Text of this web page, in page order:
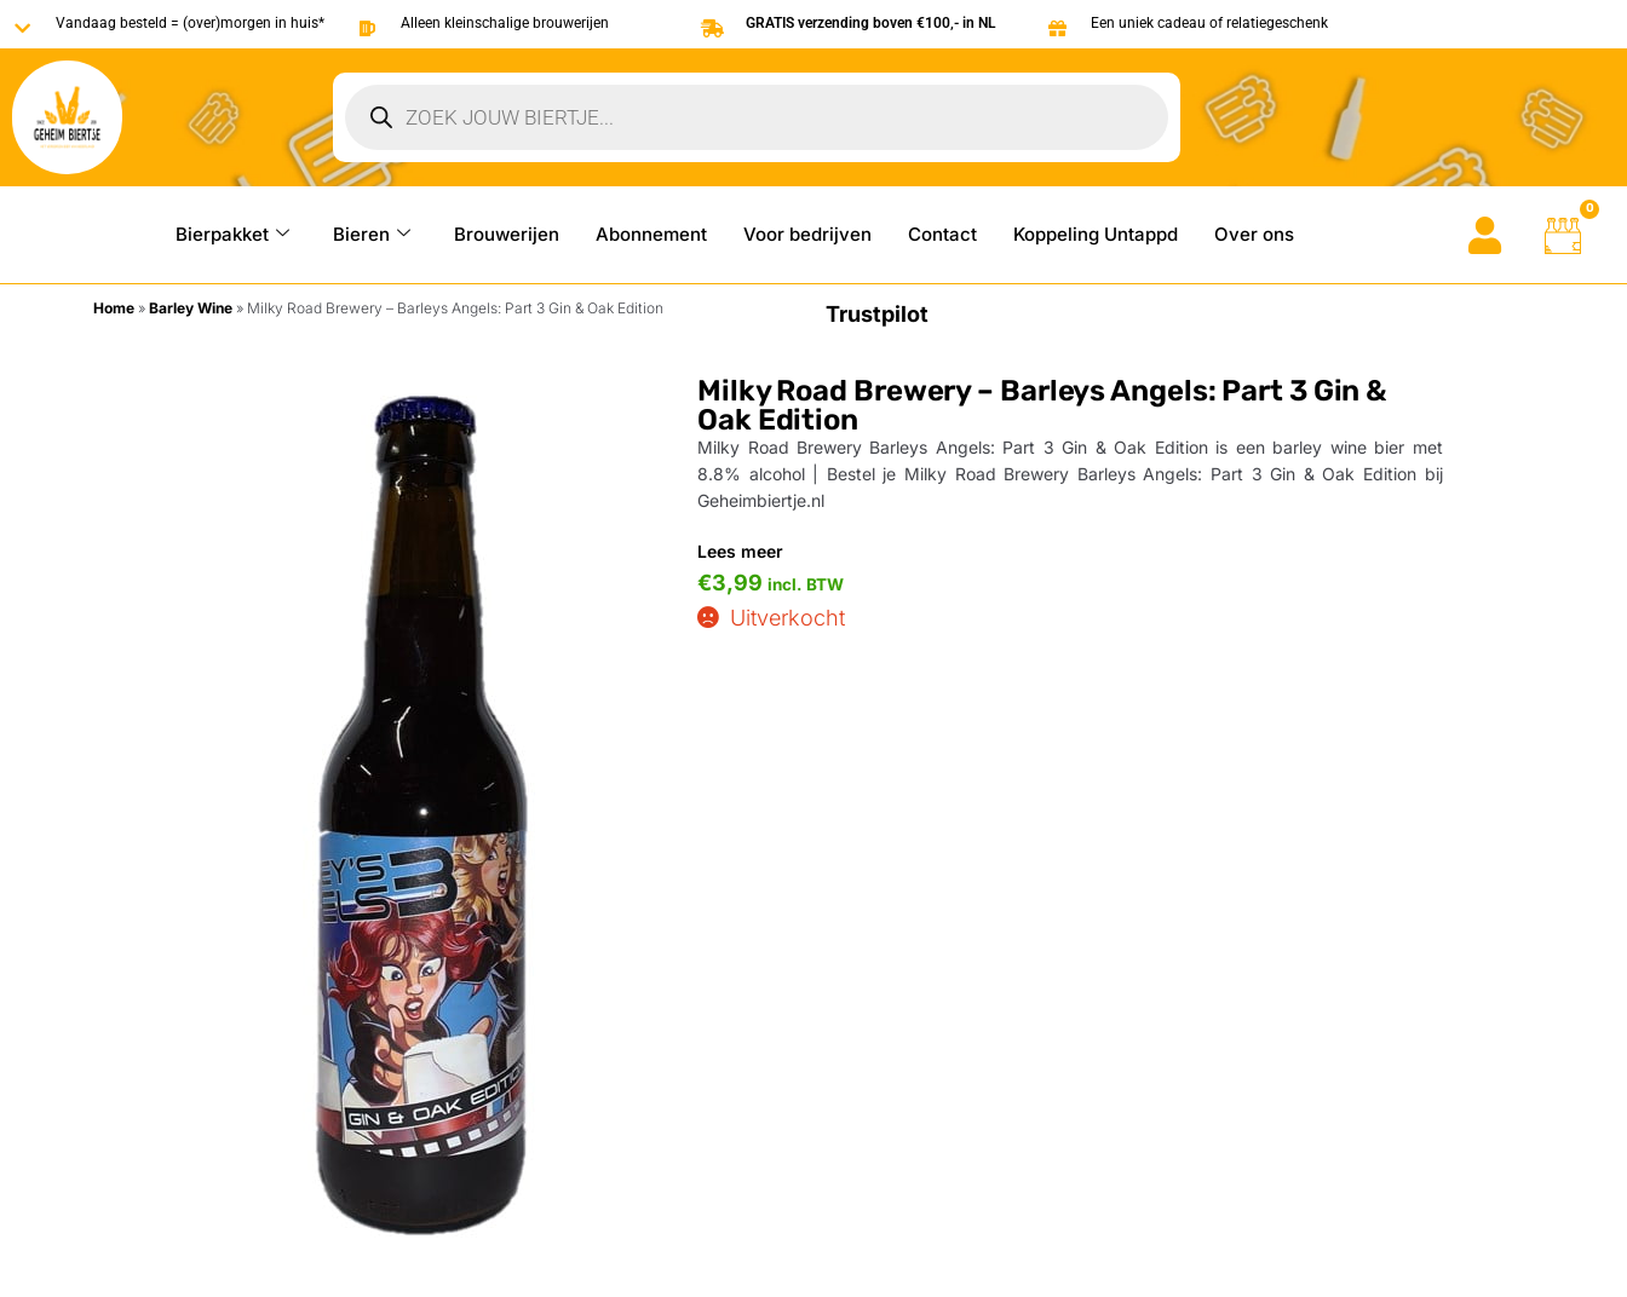
Vandaag besteld = (over)morgen in huis* Alleen kleinschalige brouwerijen GRATIS verzending boven €100,- in NL Een uniek cadeau of relatiegeschenk
Bierpakket Bieren Brouwerijen Abonnement Voor bedrijven Contact Koppeling Untappd Over ons
0
Home »Barley Wine » Milky Road Brewery – Barleys Angels: Part 3 Gin & Oak Edition Trustpilot
Milky Road Brewery – Barleys Angels: Part 3 Gin &
Oak Edition
Milky Road Brewery Barleys Angels: Part 3 Gin & Oak Edition is een barley wine bier met
8.8% alcohol | Bestel je Milky Road Brewery Barleys Angels: Part 3 Gin & Oak Edition bij
Geheimbiertje.nl
Lees meer
€3,99 incl. BTW
Uitverkocht